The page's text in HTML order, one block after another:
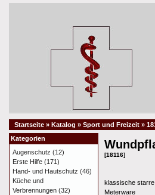
Startseite » Katalog » Sport und Freizeit »
[18116]
klassische
Meterware
Kategorien
Augenschutz (12)
Erste Hilfe (171)
Hand- und Hautschutz (46)
Küche und
Verbrennungen (32)